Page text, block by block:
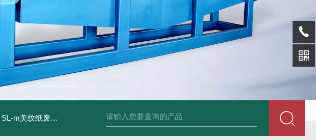
SL-m美纹纸废料碎浆机 SL-p泡面盖纸塑分离机 sl-d镀铝膜分离清洗机 SL-wl转鼓式纸浆浓缩